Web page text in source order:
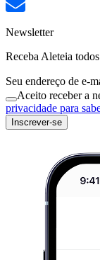
Newsletter
Receba Aleteia
Seu endereço de e-
Aceito receber a
privacidade para
Inscrever-se